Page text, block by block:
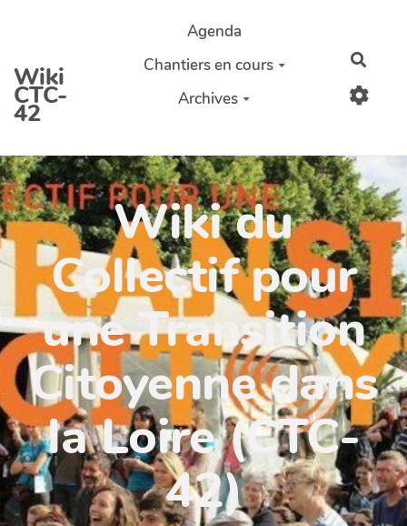
Aller au contenu principal
Wiki
CTC-
42
Agenda
Chantiers en cours
Archives
Wiki du
Collectif pour
une Transition
Citoyenne dans
la Loire (CTC-
42)